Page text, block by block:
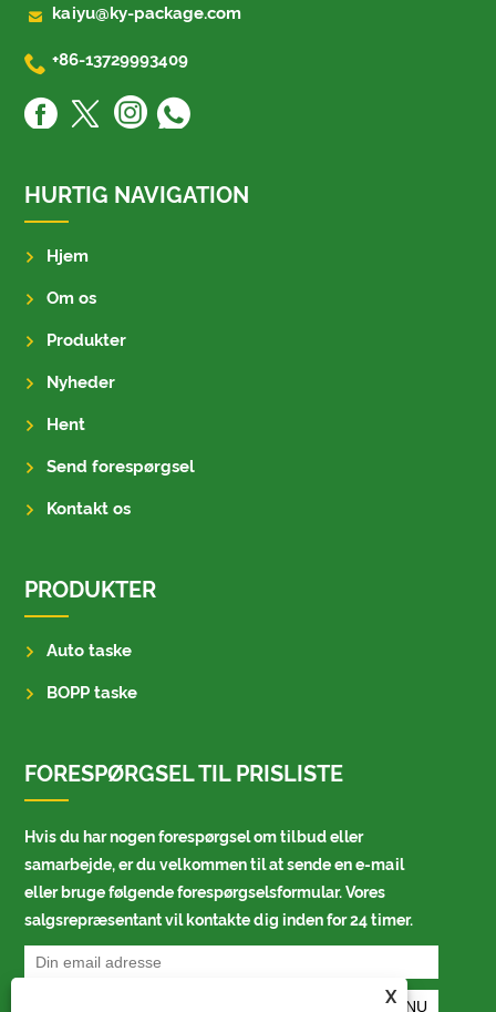
X
 kaiyu@ky-package.com
 +86-13729993409
HURTIG NAVIGATION
Hjem
Om os
Produkter
Nyheder
Hent
Send forespørgsel
Kontakt os
PRODUKTER
Auto taske
BOPP taske
FORESPØRGSEL TIL PRISLISTE
Hvis du har nogen forespørgsel om tilbud eller
samarbejde, er du velkommen til at sende en e-mail
eller bruge følgende forespørgselsformular. Vores
salgsrepræsentant vil kontakte dig inden for 24 timer.